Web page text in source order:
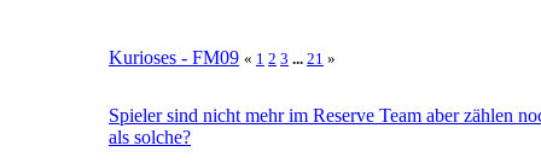
Kurioses - FM09 « 1 2 3 ... 21 »
Spieler sind nicht mehr im Reserve Team aber zählen
als solche?